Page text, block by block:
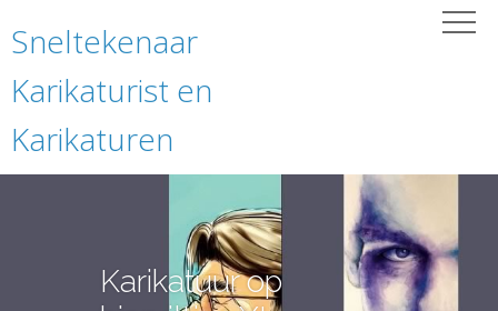
Sneltekenaar
Karikaturist en
Karikaturen
Karikatuur op